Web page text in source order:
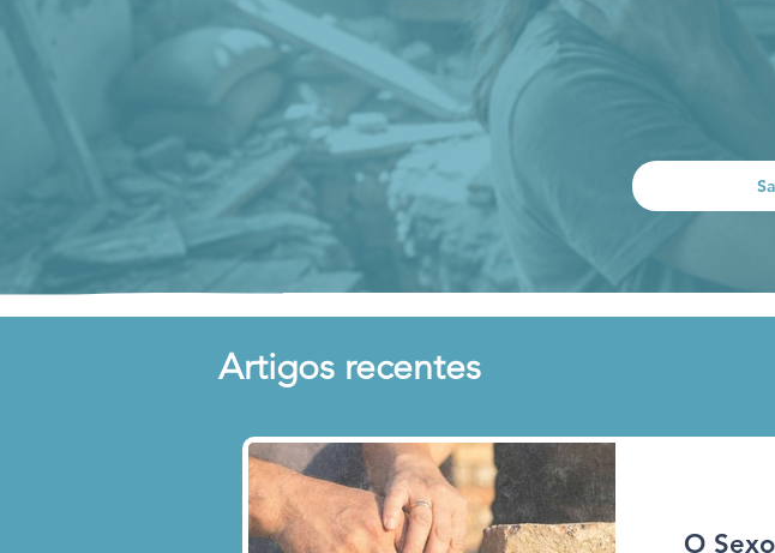
Artigos recentes
O